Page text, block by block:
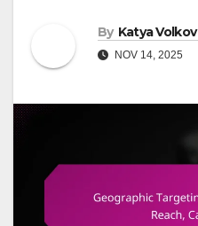
By Katya Volkov
NOV 14, 2025